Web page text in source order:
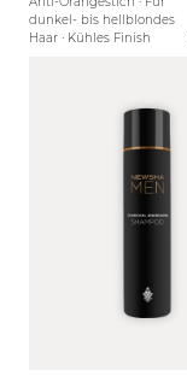
dunkel- bis hellblondes
Haar · Kühles Finish